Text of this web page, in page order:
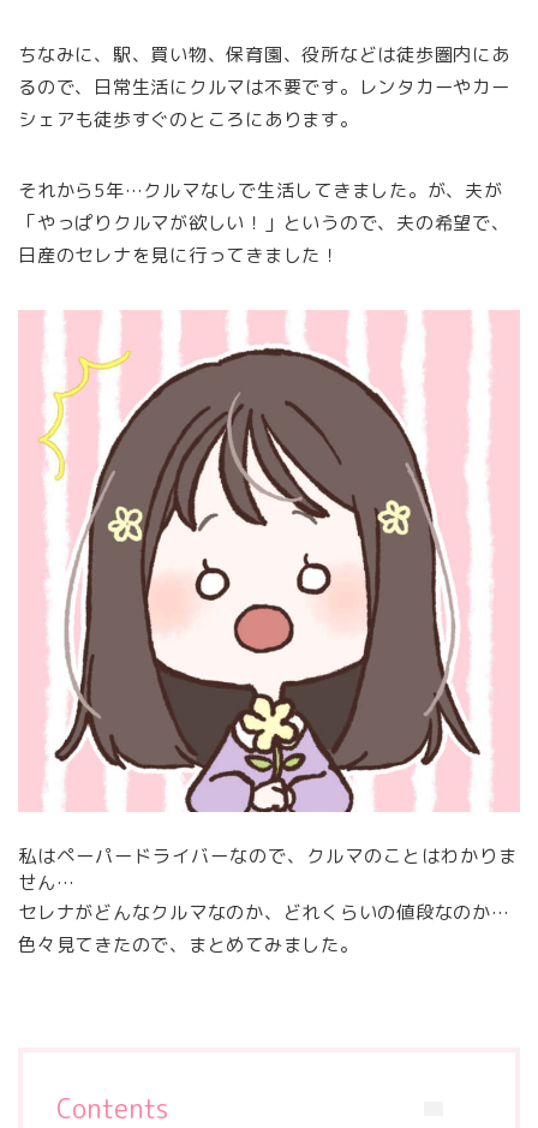
ちなみに、駅、買い物、保育園、役所などは徒歩圏内にあ
るので、日常生活にクルマは不要です。レンタカーやカー
シェアも徒歩すぐのところにあります。
それから5年…クルマなしで生活してきました。が、夫が
「やっぱりクルマが欲しい！」というので、夫の希望で、
日産のセレナを見に行ってきました！
私はペーパードライバーなので、クルマのことはわかりま
せん…
セレナがどんなクルマなのか、どれくらいの値段なのか…
色々見てきたので、まとめてみました。
Contents